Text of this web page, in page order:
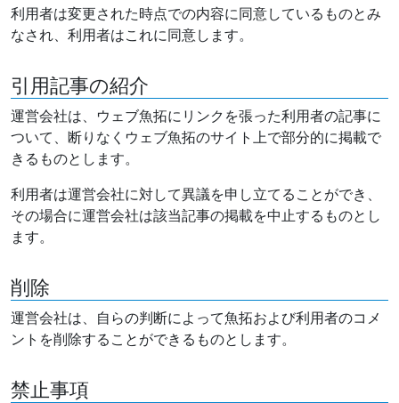
利用者は変更された時点での内容に同意しているものとみ
なされ、利用者はこれに同意します。
引用記事の紹介
運営会社は、ウェブ魚拓にリンクを張った利用者の記事に
ついて、断りなくウェブ魚拓のサイト上で部分的に掲載で
きるものとします。
利用者は運営会社に対して異議を申し立てることができ、
その場合に運営会社は該当記事の掲載を中止するものとし
ます。
削除
運営会社は、自らの判断によって魚拓および利用者のコメ
ントを削除することができるものとします。
禁止事項